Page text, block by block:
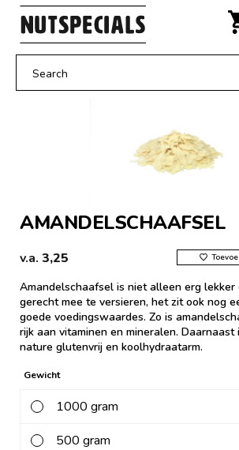
Door
naar
inhoud
AMANDELSCHAAFSEL
v.a. 3,25
Amandelschaafsel is niet alleen erg lekker
gerecht mee te versieren, het zit ook nog
goede voedingswaardes. Zo is
rijk aan vitaminen en mineralen.
nature glutenvrij en koolhydraatarm.
Gewicht
1000 gram
500 gram